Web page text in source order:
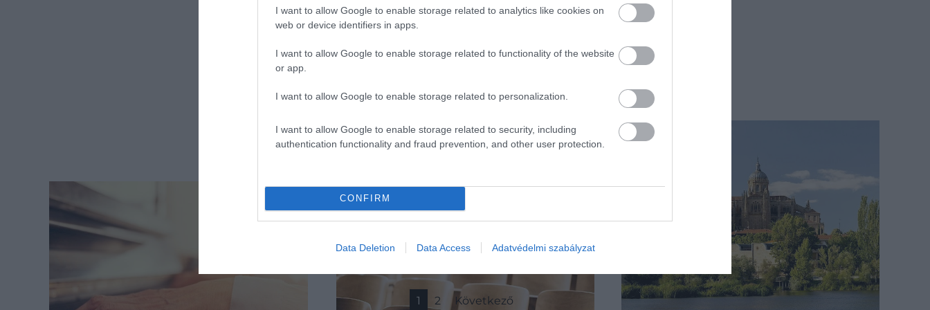
I want to allow Google to enable storage related to analytics like cookies on
web or device identifiers in apps.
I want to allow Google to enable storage related to functionality of the website
or app.
I want to allow Google to enable storage related to personalization.
I want to allow Google to enable storage related to security, including
authentication functionality and fraud prevention, and other user protection.
CONFIRM
Data Deletion Data Access Adatvédelmi szabályzat
1 2 Következő